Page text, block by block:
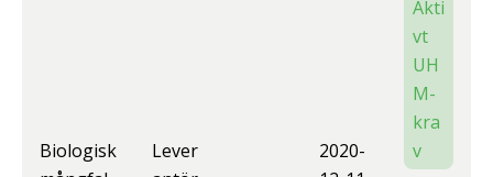
Biologisk
Lever
2020-
Akti
vt
UH
M-
kra
v